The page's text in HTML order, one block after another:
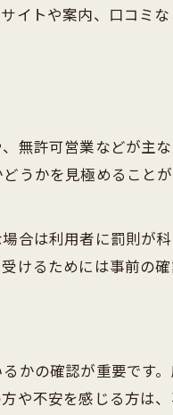
イトや案内、口コミ
無許可営業などが主
うかを見極めること
合は利用者に罰則が
るためには事前の確
かの確認が重要です
や不安を感じる方は